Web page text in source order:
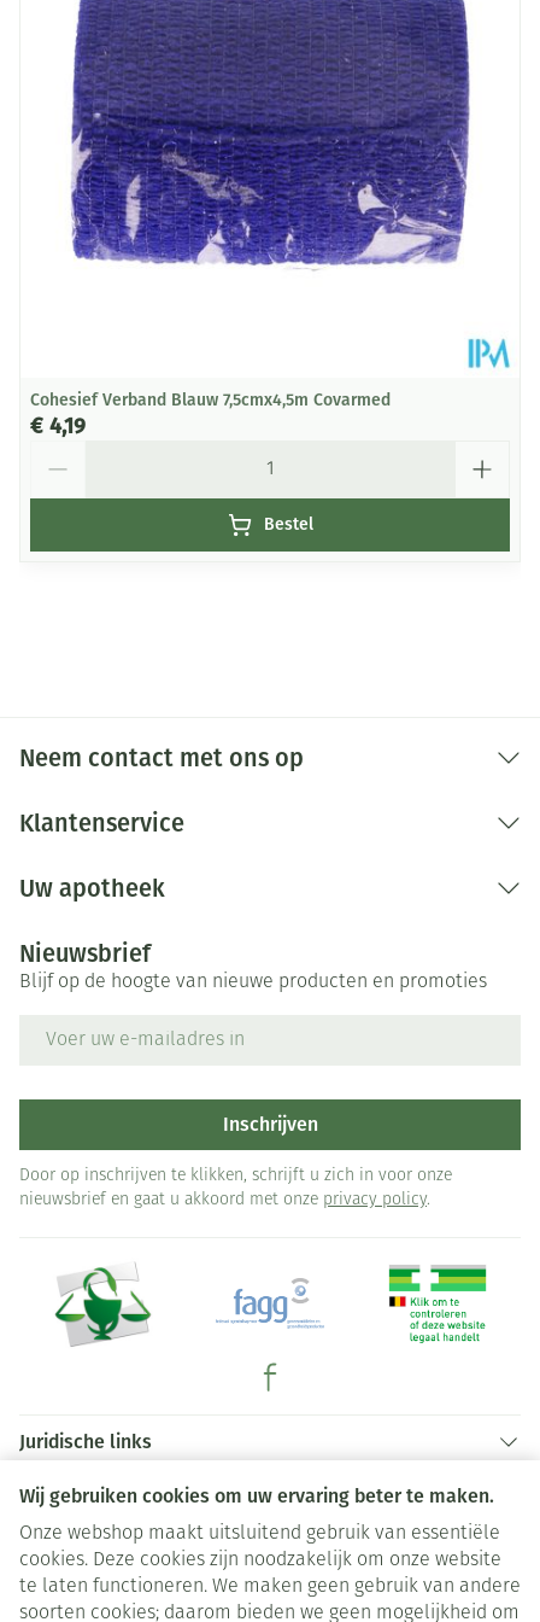
Wij gebruiken cookies om uw ervaring beter te maken.
Onze webshop maakt uitsluitend gebruik van essentiële
cookies. Deze cookies zijn noodzakelijk om onze website
te laten functioneren. We maken geen gebruik van andere
soorten cookies; daarom bieden we geen mogelijkheid om
Behoud Kamertemperatuur (15°C - 25°C)
Cohesief Verband Blauw 7,5cmx4,5m Covarmed
€ 4,19
Bestel
Neem contact met ons op
Klantenservice
Uw apotheek
Nieuwsbrief
Blijf op de hoogte van nieuwe producten en promoties
Inschrijven
Door op inschrijven te klikken, schrijft u zich in voor onze
nieuwsbrief en gaat u akkoord met onze privacy policy.
Juridische links